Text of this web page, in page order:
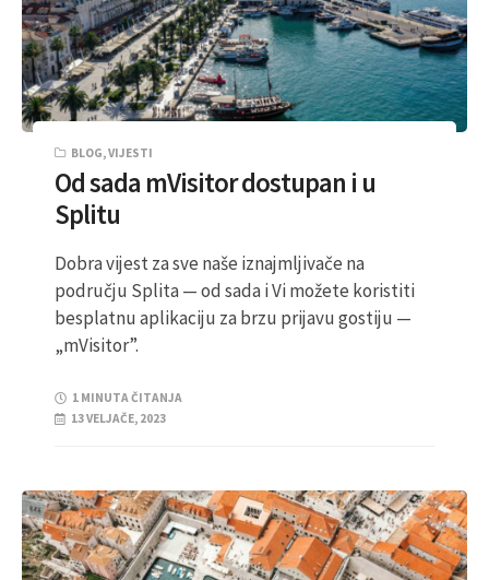
BLOG,VIJESTI
Od sada mVisitor dostupan i u
Splitu
Dobra vijest za sve naše iznajmljivače na
području Splita — od sada i Vi možete koristiti
besplatnu aplikaciju za brzu prijavu gostiju —
„mVisitor”.
1 MINUTA ČITANJA
13 VELJAČE, 2023